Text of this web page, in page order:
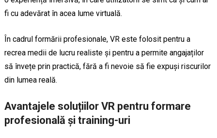
fi cu adevărat în acea lume virtuală.
În cadrul formării profesionale, VR este folosit pentru a
recrea medii de lucru realiste și pentru a permite angajaților
să învețe prin practică, fără a fi nevoie să fie expuși riscurilor
din lumea reală.
Avantajele soluțiilor VR pentru formare
profesională și training-uri